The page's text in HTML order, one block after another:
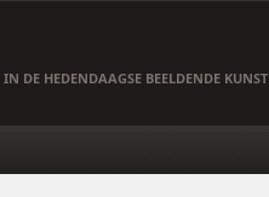
DE HEDENDAAGSE BEELDENDE KUNST